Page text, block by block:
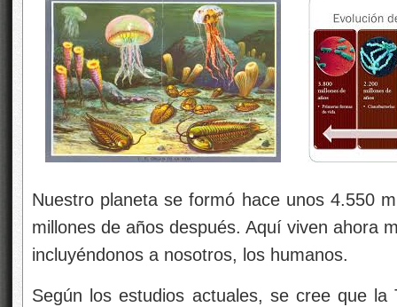
Nuestro planeta se formó hace unos 4.550
millones de años después. Aquí viven ahora
incluyéndonos a nosotros, los humanos.
Según los estudios actuales, se cree que